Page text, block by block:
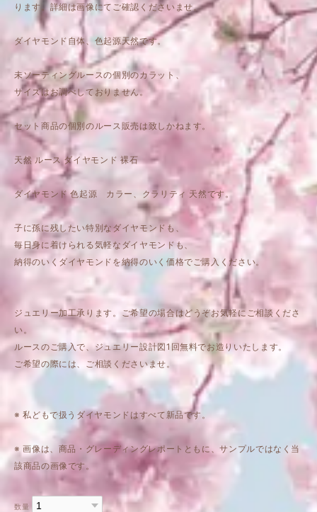
ります。詳細は画像にてご確認くださいませ。
ダイヤモンド自体、色起源天然です。
未ソーティングルースの個別のカラット、
サイズはお調べしておりません。
セット商品の個別のルース販売は致しかねます。
天然 ルース ダイヤモンド 裸石
ダイヤモンド 色起源 カラー、クラリティ 天然です。
子に孫に残したい特別なダイヤモンドも、
毎日身に着けられる気軽なダイヤモンドも、
納得のいくダイヤモンドを納得のいく価格でご購入ください。
ジュエリー加工承ります。ご希望の場合はどうぞお気軽にご相談くださ
い。
ルースのご購入で、ジュエリー設計図1回無料でお造りいたします。
ご希望の際には、ご相談くださいませ。
※ 私どもで扱うダイヤモンドはすべて新品です。
※ 画像は、商品・グレーディングレポートともに、サンプルではなく当
該商品の画像です。
数量